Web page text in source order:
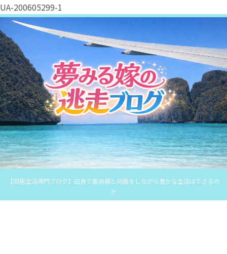
UA-200605299-1
【同居生活専門ブログ】田舎で義両親と同居をしながら豊かな生活はできるの
か